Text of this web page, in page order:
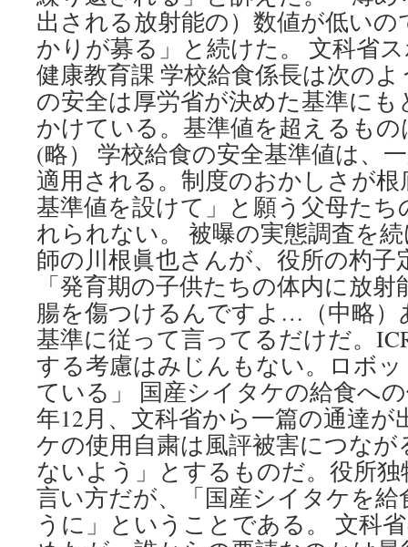
出される放射能の）数値が低い
かりが募る」と続けた。 文科省
健康教育課 学校給食係長は次の
の安全は厚労省が決めた基準に
かけている。基準値を超えるも
(略） 学校給食の安全基準値は、
適用される。制度のおかしさが
基準値を設けて」と願う父母た
れられない。 被曝の実態調査を
師の川根眞也さんが、役所の杓
「発育期の子供たちの体内に放
腸を傷つけるんですよ…（中略）
基準に従って言ってるだけだ。
する考慮はみじんもない。ロボ
ている」 国産シイタケの給食へ
年12月、文科省から一篇の通達が
ケの使用自粛は風評被害につな
ないよう」とするものだ。役所
言い方だが、「国産シイタケを
うに」ということである。 文科